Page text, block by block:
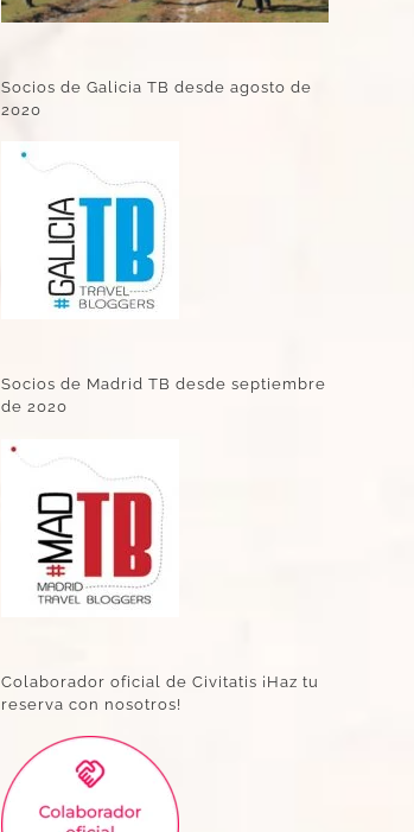
Socios de Galicia TB desde agosto de
2020
Socios de Madrid TB desde septiembre
de 2020
Colaborador oficial de Civitatis ¡Haz tu
reserva con nosotros!